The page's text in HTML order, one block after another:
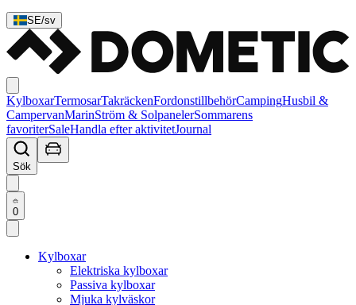
SE/sv
KylboxarTermosarTakräckenFordonstillbehörCampingHusbil &
CampervanMarinStröm & SolpanelerSommarens
favoriterSaleHandla efter aktivitetJournal
Sök
0
Kylboxar
Elektriska kylboxar
Passiva kylboxar
Mjuka kylväskor